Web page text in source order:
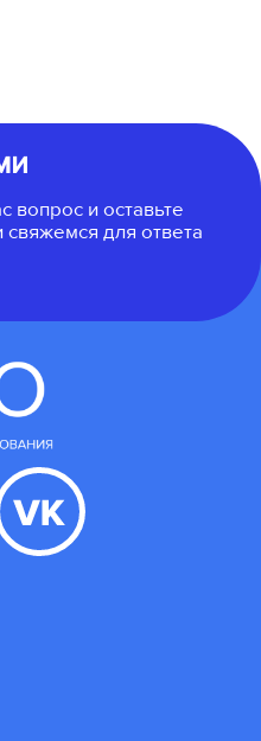
вопрос и оставьте
для ответа